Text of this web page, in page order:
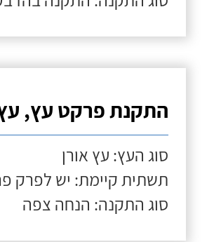
התקנת פרקט עץ,
סוג העץ: עץ אורן
תשתית קיימת: יש לפרק
סוג התקנה: הנחה צפה